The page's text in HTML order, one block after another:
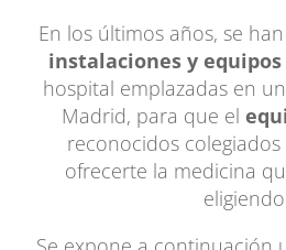
En los últimos años, se han
instalaciones y
hospital emplazadas en
Madrid, para que el
reconocidos
ofrecerte la medicina